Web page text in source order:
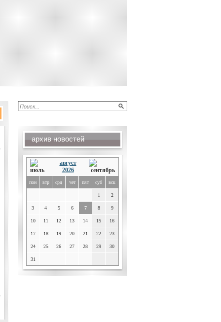
архив новостей
август
2026
пон втр срд чет пят суб вск
1 2
3 4 5 6 7 8 9
10 11 12 13 14 15 16
17 18 19 20 21 22 23
24 25 26 27 28 29 30
31